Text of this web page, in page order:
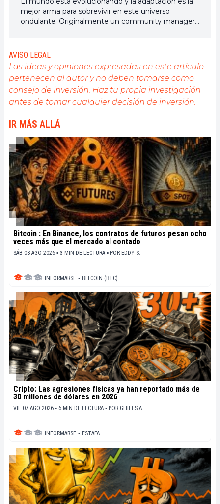
mejor arma para sobrevivir en este universo
ondulante. Originalmente un community manager
blockchain y sus derivados. Para compartir mi
experiencia y promover un campo que me
apasiona, nada mejor que escribir artículos
informativos y relajados.
AVISO LEGAL
Las ideas y opiniones expresadas en este artículo
pertenecen al autor y no deben tomarse como
consejo de inversión. Haz tu propia investigación
antes de tomar cualquier decisión de inversión.
IR MÁS ALLÁ
Bitcoin : En Binance, los contratos de futuros pesan ocho
veces más que el mercado al contado
SÁB 08 AGO 2026 ▪ 3 MIN DE LECTURA ▪ POR EDDY S.
INFORMARSE ▪ BITCOIN (BTC)
Cripto: Las agresiones físicas ya han reportado más de
30 millones de dólares en 2026
VIE 07 AGO 2026 ▪ 6 MIN DE LECTURA ▪ POR GHILES A.
INFORMARSE ▪ ESTAFA